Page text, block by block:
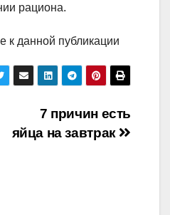
рациона.
к данной публикации
7 причин есть
яйца на завтрак